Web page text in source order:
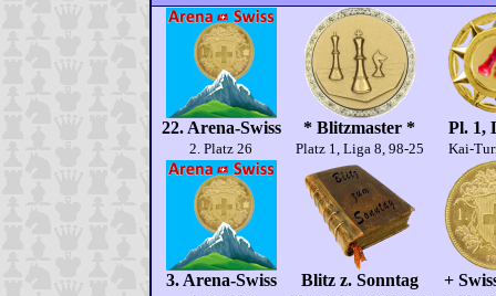
22. Arena-Swiss
2. Platz 26
* Blitzmaster *
Platz 1, Liga 8, 98-25
Pl. 1,
Kai-
3. Arena-Swiss Blitz z. Sonntag +